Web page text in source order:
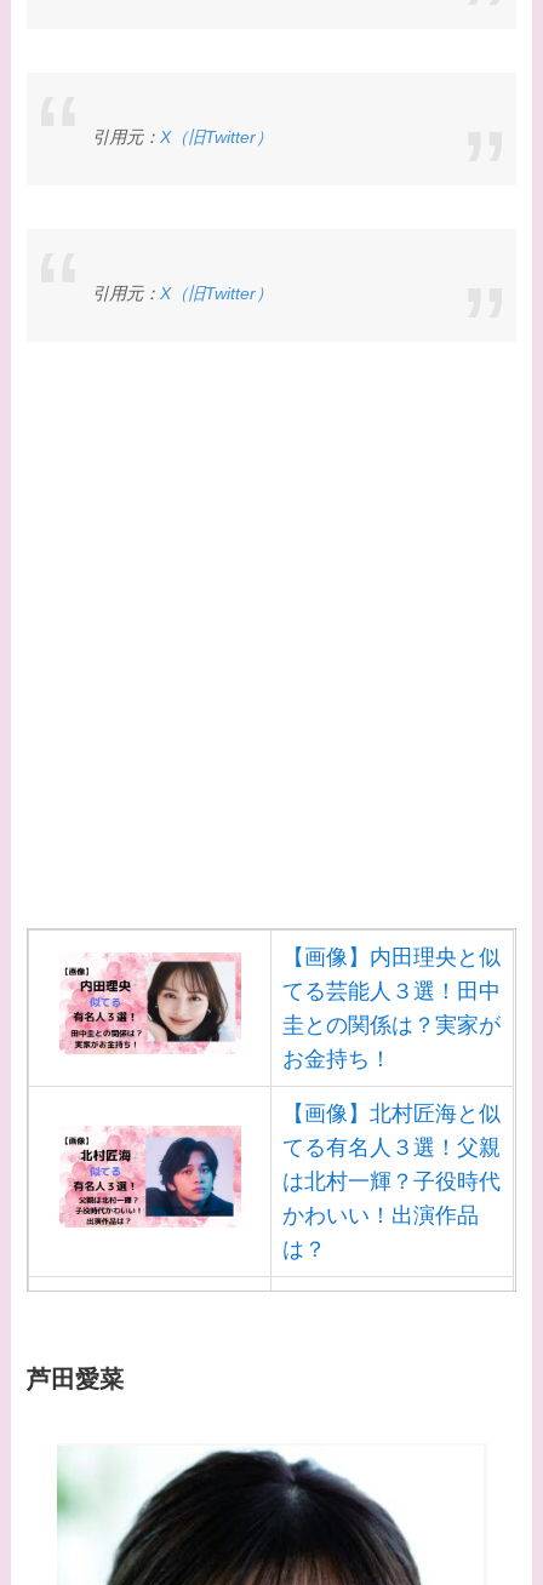
引用元： X（旧Twitter）
引用元： X（旧Twitter）
【画像】内田理央と似
てる芸能人３選！田中
圭との関係は？実家が
お金持ち！
【画像】北村匠海と似
てる有名人３選！父親
は北村一輝？子役時代
かわいい！出演作品
は？
【画像】山田裕貴の家
系図・家族構成は？嫁
西野七瀬との馴れ初め
や現在の活動は？
芦田愛菜